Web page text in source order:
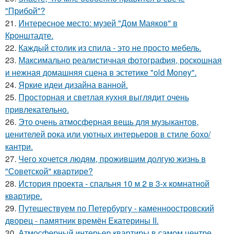
"Прибой"?
21. Интересное место: музей "Дом Маяков" в
Кронштадте.
22. Каждый столик из спила - это не просто мебель.
23. Максимально реалистичная фотография, роскошная
и нежная домашняя сцена в эстетике "old Money".
24. Яркие идеи дизайна ванной.
25. Просторная и светлая кухня выглядит очень
привлекательно.
26. Это очень атмосферная вещь для музыкантов,
ценителей рока или уютных интерьеров в стиле бохо/
кантри.
27. Чего хочется людям, прожившим долгую жизнь в
"Советской" квартире?
28. История проекта - спальня 10 м 2 в 3-х комнатной
квартире.
29. Путешествуем по Петербургу - каменноостровский
дворец - памятник времён Екатерины II.